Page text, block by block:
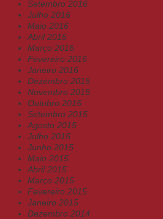
Setembro 2016
Julho 2016
Maio 2016
Abril 2016
Março 2016
Fevereiro 2016
Janeiro 2016
Dezembro 2015
Novembro 2015
Outubro 2015
Setembro 2015
Agosto 2015
Julho 2015
Junho 2015
Maio 2015
Abril 2015
Março 2015
Fevereiro 2015
Janeiro 2015
Dezembro 2014